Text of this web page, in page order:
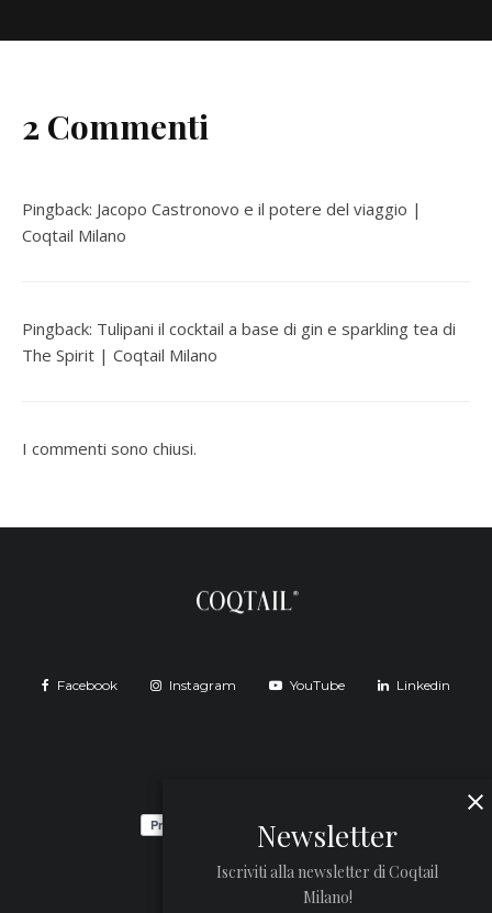
2 Commenti
Pingback: Jacopo Castronovo e il potere del viaggio |
Coqtail Milano
Pingback: Tulipani il cocktail a base di gin e sparkling tea di
The Spirit | Coqtail Milano
I commenti sono chiusi.
Facebook Instagram YouTube Linkedin
Newsletter
Iscriviti alla newsletter di Coqtail
Milano!